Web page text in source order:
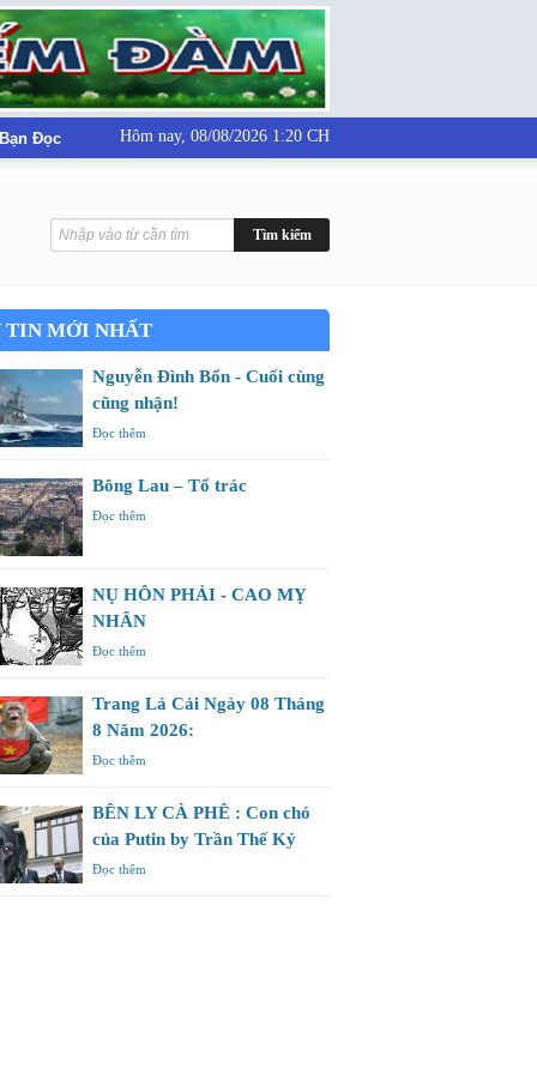
Đọc Hôm nay, 08/08/2026 1:20 CH
TIN MỚI NHẤT
Nguyễn Đình Bổn - Cuối cùng
cũng nhận!
Đọc thêm
Bông Lau – Tổ trác
Đọc thêm
NỤ HÔN PHẢI - CAO MỴ
NHÂN
Đọc thêm
Trang Lá Cải Ngày 08 Tháng
8 Năm 2026:
Đọc thêm
BÊN LY CÀ PHÊ : Con chó
của Putin by Trần Thế Kỷ
Đọc thêm